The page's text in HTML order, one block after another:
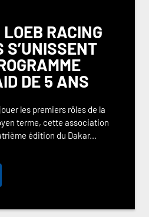
RACING
S’UNISSENT
DE 5 ANS
les premiers rôles de la
terme, cette association
édition du Dakar...